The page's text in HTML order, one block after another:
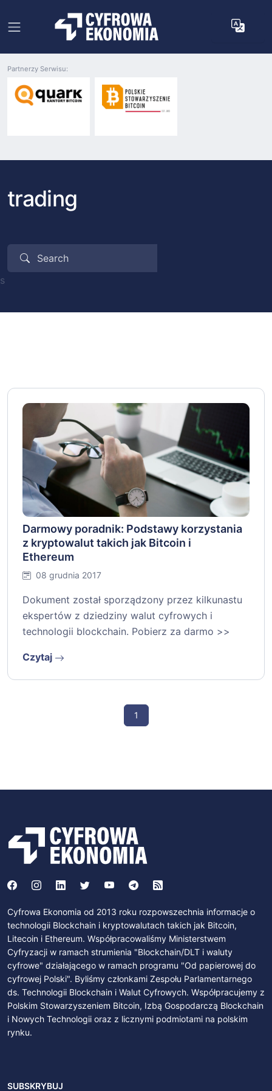
Partnerzy Serwisu:
trading
s
Darmowy poradnik: Podstawy korzystania
z kryptowalut takich jak Bitcoin i
Ethereum
08 grudnia 2017
Dokument został sporządzony przez kilkunastu
ekspertów z dziedziny walut cyfrowych i
technologii blockchain. Pobierz za darmo >>
Czytaj
1
Cyfrowa Ekonomia od 2013 roku rozpowszechnia informacje o
technologii Blockchain i kryptowalutach takich jak Bitcoin,
Litecoin i Ethereum. Współpracowaliśmy Ministerstwem
Cyfryzacji w ramach strumienia "Blockchain/DLT i waluty
cyfrowe" działającego w ramach programu "Od papierowej do
cyfrowej Polski". Byliśmy członkami Zespołu Parlamentarnego
ds. Technologii Blockchain i Walut Cyfrowych. Współpracujemy z
Polskim Stowarzyszeniem Bitcoin, Izbą Gospodarczą Blockchain
i Nowych Technologii oraz z licznymi podmiotami na polskim
rynku.
SUBSKRYBUJ